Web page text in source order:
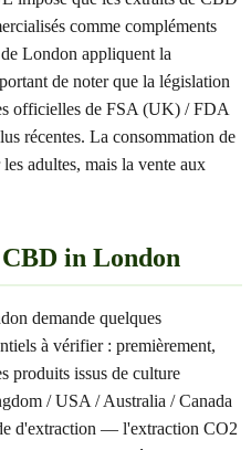
comme compléments
London appliquent la
de noter que la législation
officielles de FSA (UK) / FDA
récentes. La consommation de
adultes, mais la vente aux
in London
demande quelques
à vérifier : premièrement,
produits issus de culture
/ USA / Australia / Canada
d'extraction — l'extraction CO2